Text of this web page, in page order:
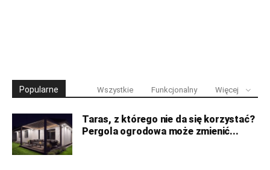
Popularne Wszystkie Funkcjonalny Więcej
Taras, z którego nie da się korzystać?
Pergola ogrodowa może zmienić...